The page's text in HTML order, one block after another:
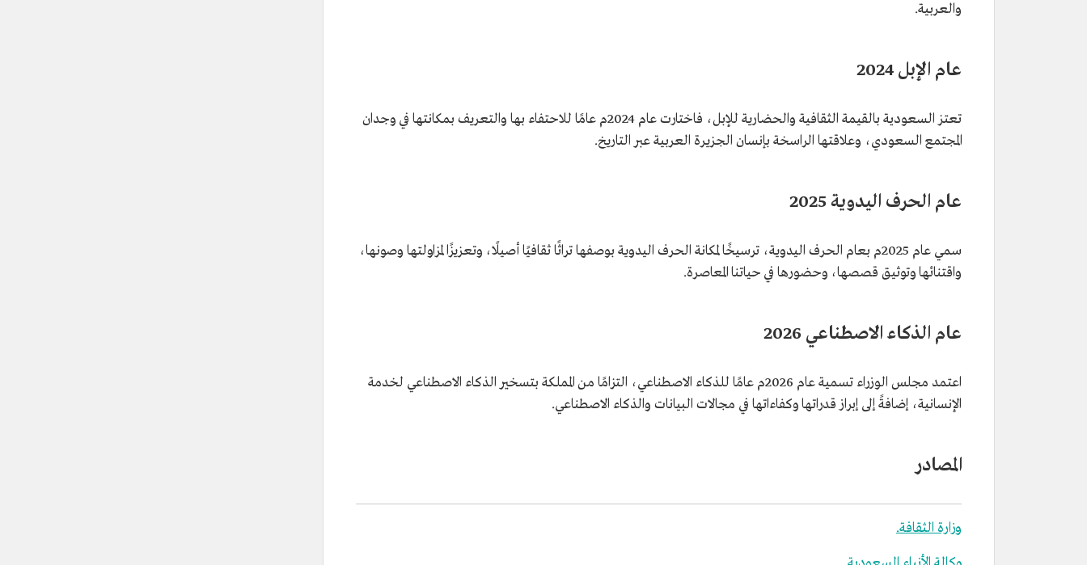
والعربية.
عام الإبل 2024
تعتز السعودية بالقيمة الثقافية والحضارية للإبل، فاختارت عام 2024م عامًا للاحتفاء بها والتعريف بمكانتها في وجدان
المجتمع السعودي، وعلاقتها الراسخة بإنسان الجزيرة العربية عبر التاريخ.
عام الحرف اليدوية 2025
سمي عام 2025م بعام الحرف اليدوية، ترسيخًا لمكانة الحرف اليدوية بوصفها تراثًا ثقافيًا أصيلًا، وتعزيزًا لمزاولتها وصونها،
واقتنائها وتوثيق قصصها، وحضورها في حياتنا المعاصرة.
عام الذكاء الاصطناعي 2026
اعتمد مجلس الوزراء تسمية عام 2026م عامًا للذكاء الاصطناعي، التزامًا من المملكة بتسخير الذكاء الاصطناعي لخدمة
الإنسانية، إضافةً إلى إبراز قدراتها وكفاءاتها في مجالات البيانات والذكاء الاصطناعي.
المصادر
وزارة الثقافة.